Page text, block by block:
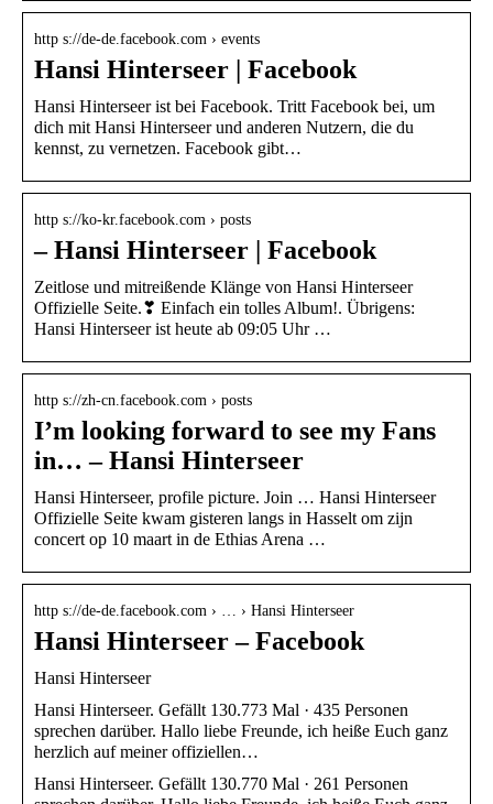
http s://de-de.facebook.com › events
Hansi Hinterseer | Facebook
Hansi Hinterseer ist bei Facebook. Tritt Facebook bei, um
dich mit Hansi Hinterseer und anderen Nutzern, die du
kennst, zu vernetzen. Facebook gibt…
http s://ko-kr.facebook.com › posts
– Hansi Hinterseer | Facebook
Zeitlose und mitreißende Klänge von Hansi Hinterseer
Offizielle Seite.❣ Einfach ein tolles Album!. Übrigens:
Hansi Hinterseer ist heute ab 09:05 Uhr …
http s://zh-cn.facebook.com › posts
I’m looking forward to see my Fans
in… – Hansi Hinterseer
Hansi Hinterseer, profile picture. Join … Hansi Hinterseer
Offizielle Seite kwam gisteren langs in Hasselt om zijn
concert op 10 maart in de Ethias Arena …
http s://de-de.facebook.com › … › Hansi Hinterseer
Hansi Hinterseer – Facebook
Hansi Hinterseer
Hansi Hinterseer. Gefällt 130.773 Mal · 435 Personen
sprechen darüber. Hallo liebe Freunde, ich heiße Euch ganz
herzlich auf meiner offiziellen…
Hansi Hinterseer. Gefällt 130.770 Mal · 261 Personen